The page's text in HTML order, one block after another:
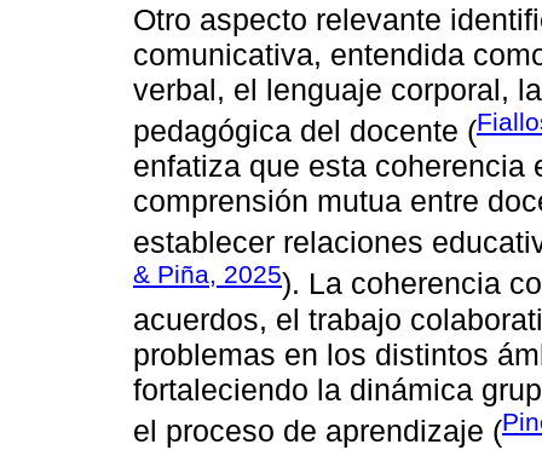
Otro aspecto relevante
comunicativa, entendida
verbal, el lenguaje corporal,
pedagógica del docente (
enfatiza que esta coherencia
comprensión mutua entre
establecer relaciones
& Piña, 2025). La coherencia
acuerdos, el trabajo
problemas en los distintos
fortaleciendo la dinámica
el proceso de aprendizaje (